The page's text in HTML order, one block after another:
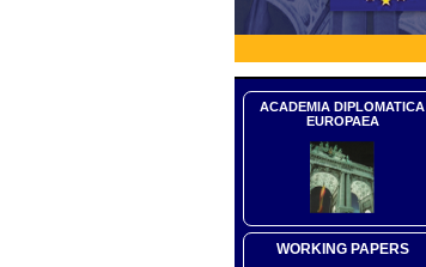
ACADEMIA DIPLOMATICA
EUROPAEA
WORKING PAPERS